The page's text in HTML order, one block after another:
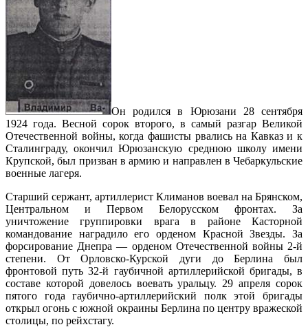
Он родился в Юрюзани 28 сентября
1924 года. Весной сорок второго, в самый разгар Великой
Отечественной войны, когда фашисты рвались на Кавказ и к
Сталинграду, окончил Юрюзанскую среднюю школу имени
Крупской, был призван в армию и направлен в Чебаркульские
военные лагеря.
Старший сержант, артиллерист Климанов воевал на Брянском,
Центральном и Первом Белорусском фронтах. За
уничтожение группировки врага в районе Касторной
командование наградило его орденом Красной Звезды. За
форсирование Днепра — орденом Отечественной войны 2-й
степени. От Орловско-Курской дуги до Берлина был
фронтовой путь 32-й гаубичной артиллерийской бригады, в
составе которой довелось воевать уральцу. 29 апреля сорок
пятого года гаубично-артиллерийский полк этой бригады
открыл огонь с южной окраины Берлина по центру вражеской
столицы, по рейхстагу.